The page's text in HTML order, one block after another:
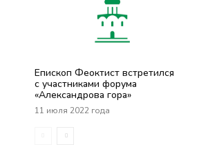
Епископ Феоктист встретился
с участниками форума
«Александрова гора»
11 июля 2022 года